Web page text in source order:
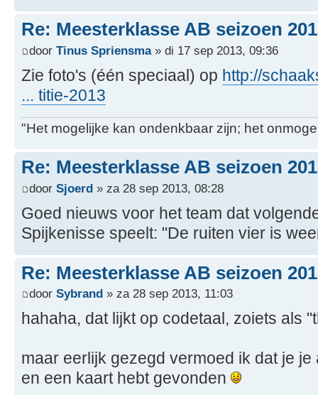
Re: Meesterklasse AB seizoen
door Tinus Spriensma» di 17 sep 2013, 09:36
Zie foto's (één speciaal) op http://
... titie-2013
"Het mogelijke kan ondenkbaar zijn; het
Re: Meesterklasse AB seizoen
door Sjoerd » za 28 sep 2013, 08:28
Goed nieuws voor het team dat
Spijkenisse speelt: "De ruiten vier is
Re: Meesterklasse AB seizoen
door Sybrand » za 28 sep 2013, 11:03
hahaha, dat lijkt op codetaal, zoiets als
maar eerlijk gezegd vermoed ik dat je
en een kaart hebt gevonden